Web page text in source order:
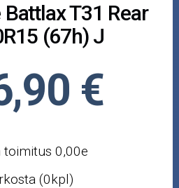
T31 Rear
(67h) J
€
0,00e
(0kpl)